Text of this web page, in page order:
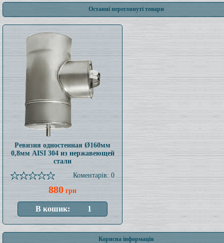
Останні переглянуті товари
Ревизия одностенная Ø160мм
0,8мм AISI 304 из нержавеющей
стали
Коментарів: 0
880 грн
Корисна інформація